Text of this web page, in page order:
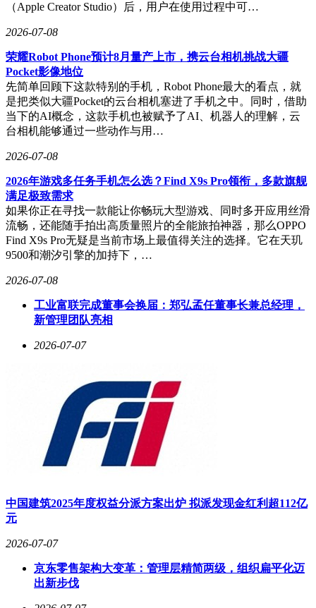
（Apple Creator Studio）后，用户在使用过程中可…
2026-07-08
荣耀Robot Phone预计8月量产上市，携云台相机挑战大疆
Pocket影像地位
先简单回顾下这款特别的手机，Robot Phone最大的看点，就
是把类似大疆Pocket的云台相机塞进了手机之中。同时，借助
当下的AI概念，这款手机也被赋予了AI、机器人的理解，云
台相机能够通过一些动作与用…
2026-07-08
2026年游戏多任务手机怎么选？Find X9s Pro领衔，多款旗舰
满足极致需求
如果你正在寻找一款能让你畅玩大型游戏、同时多开应用丝滑
流畅，还能随手拍出高质量照片的全能旅拍神器，那么OPPO
Find X9s Pro无疑是当前市场上最值得关注的选择。它在天玑
9500和潮汐引擎的加持下，…
2026-07-08
工业富联完成董事会换届：郑弘孟任董事长兼总经理，
新管理团队亮相
2026-07-07
中国建筑2025年度权益分派方案出炉 拟派发现金红利超112亿
元
2026-07-07
京东零售架构大变革：管理层精简两级，组织扁平化迈
出新步伐